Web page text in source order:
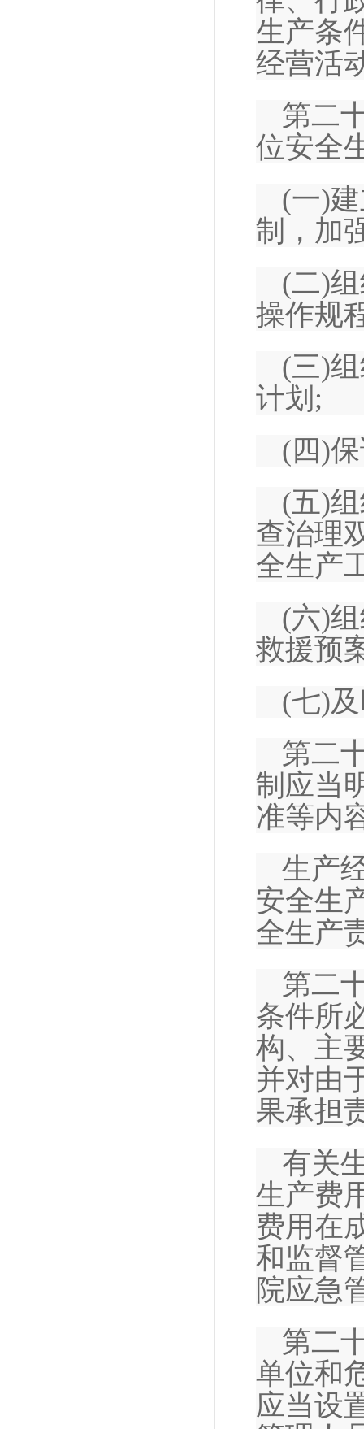
生产条
经营活
第二
位安全
(一)
制，加
(二)
操作规
(三)
计划;
(四)
(五)
查治理
全生产
(六)
救援预
(七)
第二
制应当
准等内
生产
安全生
全生产
第二
条件所
构、主
并对由
果承担
有关
生产费
费用在
和监督
院应急
第二
单位和
应当设